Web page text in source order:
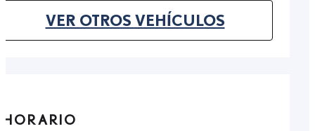
VER OTROS VEHÍCULOS
(OPENS IN NEW TAB)
HORARIO